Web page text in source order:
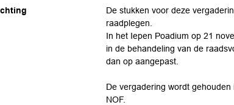
De stukken voor deze
raadplegen.
In het Iepen Poadium op 21
in de behandeling van de
dan op aangepast.
De vergadering wordt
NOF.